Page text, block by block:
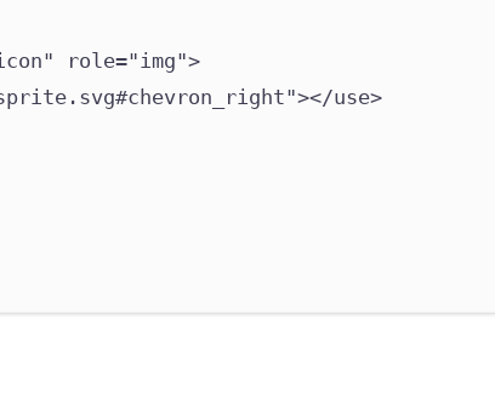
" role="img">
"></use>